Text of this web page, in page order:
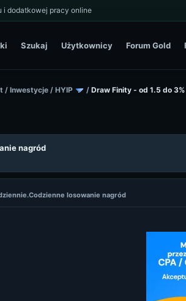
i dodatkowej pracy online
Szukaj Użytkownicy Forum Gold
/ Inwestycje / HYIP / Draw Finity - od 1.5 do
nagród
losowanie nagród